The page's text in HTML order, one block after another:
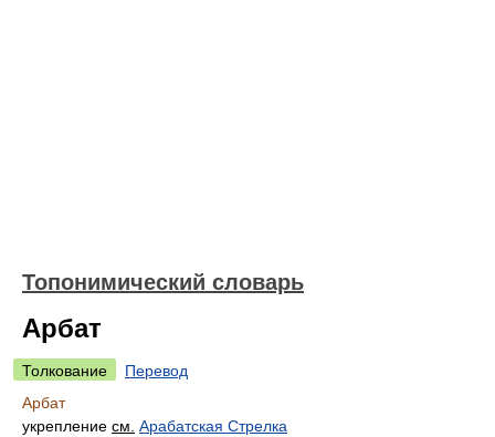
Топонимический словарь
Арбат
Толкование
Перевод
Арбат
укрепление см. Арабатская Стрелка